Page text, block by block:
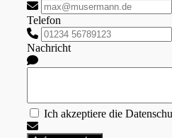
Telefon
Nachricht
Ich akzeptiere die